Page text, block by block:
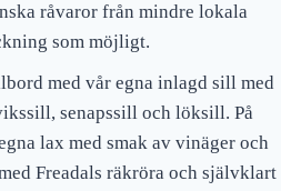
råvaror från mindre lokala
som möjligt.
med vår egna inlagd sill med
senapssill och löksill. På
lax med smak av vinäger och
Freadals räkröra och självklart